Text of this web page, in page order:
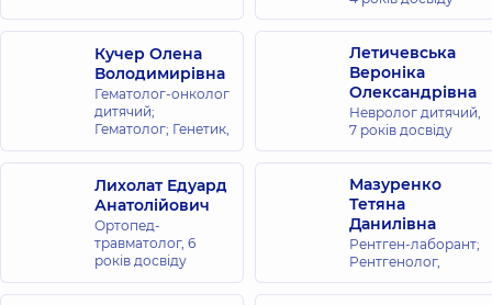
Кучер Олена
Володимирівна
Гематолог-онколог
дитячий;
Гематолог; Генетик,
Летичевська
Вероніка
Олександрівна
Невролог дитячий,
7 років досвіду
Лихолат Едуард
Анатолійович
Ортопед-
травматолог, 6
років досвіду
Мазуренко
Тетяна
Данилівна
Рентген-лаборант;
Рентгенолог,